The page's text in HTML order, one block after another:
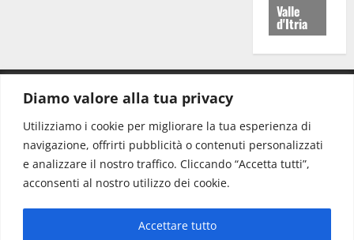
Diamo valore alla tua privacy
Utilizziamo i cookie per migliorare la tua esperienza di
navigazione, offrirti pubblicità o contenuti personalizzati
e analizzare il nostro traffico. Cliccando “Accetta tutti”,
acconsenti al nostro utilizzo dei cookie.
Accettare tutto
Valle
d'Itria
Redazione: redazione@www.martinasera.it
Direttore:direttore@www.martinasera.it
Info & Commerciale:info@www.martinasera.it